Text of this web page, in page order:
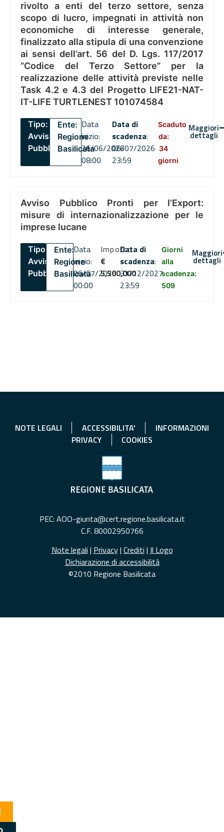
rivolto a enti del terzo settore, senza
scopo di lucro, impegnati in attività non
economiche di interesse generale,
finalizzato alla stipula di una convenzione
ai sensi dell’art. 56 del D. Lgs. 117/2017
“Codice del Terzo Settore” per la
realizzazione delle attività previste nelle
Task 4.2 e 4.3 del Progetto LIFE21-NAT-
IT-LIFE TURTLENEST 101074584
Tipo:
Avviso
Pubblico
Ente:
Regione
Basilicata
Data
inizio:
26/06/2026
08:00
Data di
scadenza:
06/07/2026
23:59
Scaduto
da:
34
giorni
Maggiori
dettagli
Avviso Pubblico Pronti per l’Export:
misure di internazionalizzazione per le
imprese lucane
Tipo:
Avviso
Pubblico
Ente:
Regione
Basilicata
Data
inizio:
06/07/2026
00:00
Importo
€
5,500,000
Data di
scadenza:
31/12/2027
23:59
Giorni
alla
scadenza:
509
Maggiori
dettagli
NOTE LEGALI ACCESSIBILITA'
INFORMAZIONI
PRIVACY
COOKIES
PEC: AOO-giunta@cert.regione.basilicata.it
C.F. 80002950766
Note legali | Privacy| Crediti | Il Logo
Dichiarazione di accessibilità
©2010 Regione Basilicata